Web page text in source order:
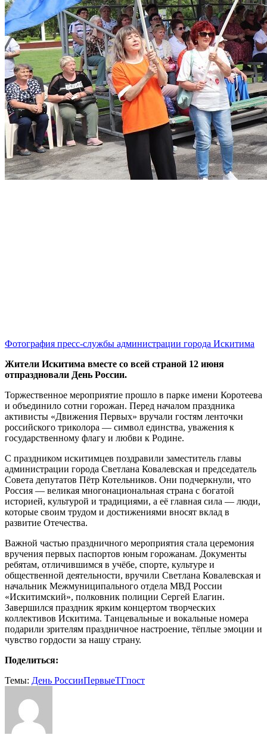
Фотография пресс-службы администрации города Искитима
Жители Искитима вместе со всей страной 12 июня
отпраздновали День России.
Торжественное мероприятие прошло в парке имени Коротеева
и объединило сотни горожан. Перед началом праздника
активисты «Движения Первых» вручали гостям ленточки
российского триколора — символ единства, уважения к
государственному флагу и любви к Родине.
С праздником искитимцев поздравили заместитель главы
администрации города Светлана Ковалевская и председатель
Совета депутатов Пётр Котельников. Они подчеркнули, что
Россия — великая многонациональная страна с богатой
историей, культурой и традициями, а её главная сила — люди,
которые своим трудом и достижениями вносят вклад в
развитие Отечества.
Важной частью праздничного мероприятия стала церемония
вручения первых паспортов юным горожанам. Документы
ребятам, отличившимся в учёбе, спорте, культуре и
общественной деятельности, вручили Светлана Ковалевская и
начальник Межмуниципального отдела МВД России
«Искитимский», полковник полиции Сергей Елагин.
Завершился праздник ярким концертом творческих
коллективов Искитима. Танцевальные и вокальные номера
подарили зрителям праздничное настроение, тёплые эмоции и
чувство гордости за нашу страну.
Поделиться:
Темы: День РоссииПервыеТГпост